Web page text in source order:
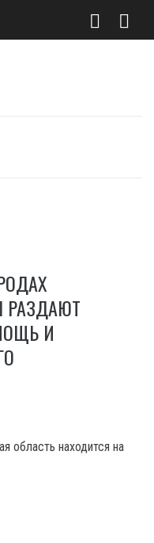
И
область находится на